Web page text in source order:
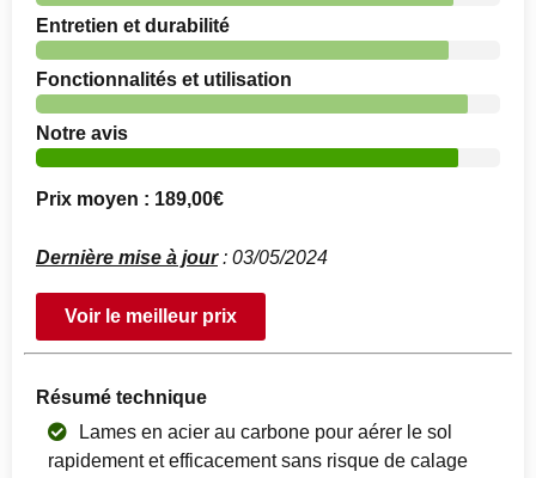
Entretien et durabilité
Fonctionnalités et utilisation
Notre avis
Prix moyen : 189,00€
Dernière mise à jour: 03/05/2024
Voir le meilleur prix
Résumé technique
Lames en acier au carbone pour aérer le sol
rapidement et efficacement sans risque de calage